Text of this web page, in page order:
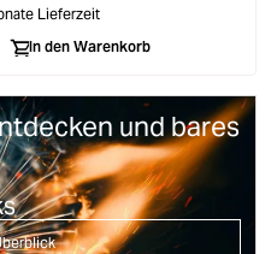
Lieferzeit
In den Warenkorb
und bares